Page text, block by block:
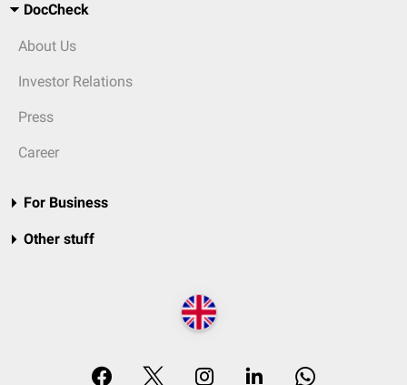
DocCheck
About Us
Investor Relations
Press
Career
For Business
Other stuff